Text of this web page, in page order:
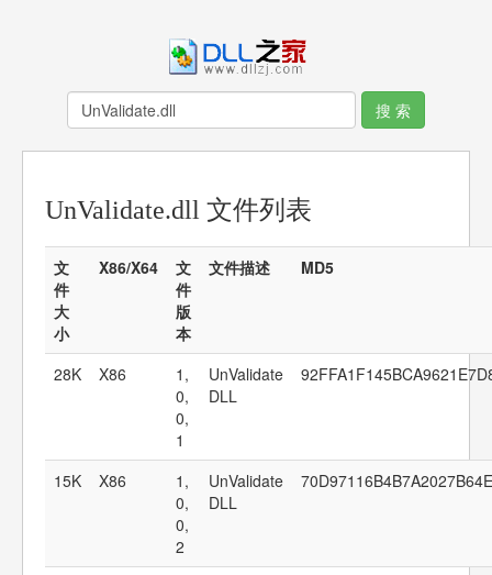
UnValidate.dll 文件列表
文
件
大
小
X86/X64
文
件
版
本
文件描述 MD5
28K X86
1,
0,
0,
1
UnValidate
DLL
15K X86
1,
0,
0,
2
UnValidate
DLL